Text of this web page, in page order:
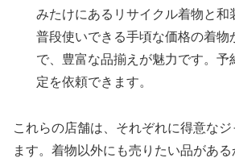
みたけにあるリサイクル着物と和
普段使いできる手頃な価格の着物
で、豊富な品揃えが魅力です。予
定を依頼できます。
これらの店舗は、それぞれに得意な
ます。着物以外にも売りたい品があ